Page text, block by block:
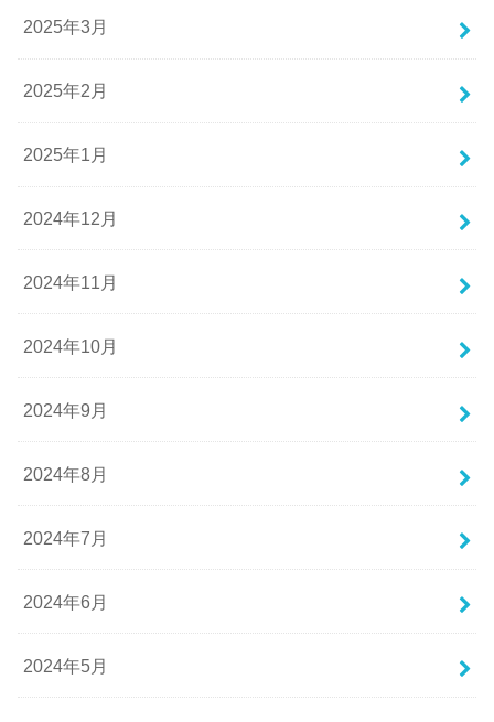
2025年3月
2025年2月
2025年1月
2024年12月
2024年11月
2024年10月
2024年9月
2024年8月
2024年7月
2024年6月
2024年5月